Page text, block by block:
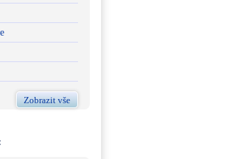
Zobrazit vše